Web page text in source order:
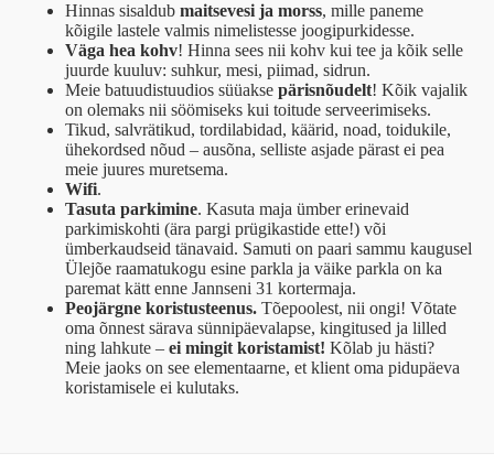
Hinnas sisaldub maitsevesi ja morss, mille paneme
kõigile lastele valmis nimelistesse joogipurkidesse.
Väga hea kohv! Hinna sees nii kohv kui tee ja kõik selle
juurde kuuluv: suhkur, mesi, piimad, sidrun.
Meie batuudistuudios süüakse pärisnõudelt! Kõik vajalik
on olemaks nii söömiseks kui toitude serveerimiseks.
Tikud, salvrätikud, tordilabidad, käärid, noad, toidukile,
ühekordsed nõud – ausõna, selliste asjade pärast ei pea
meie juures muretsema.
Wifi.
Tasuta parkimine. Kasuta maja ümber erinevaid
parkimiskohti (ära pargi prügikastide ette!) või
ümberkaudseid tänavaid. Samuti on paari sammu kaugusel
Ülejõe raamatukogu esine parkla ja väike parkla on ka
paremat kätt enne Jannseni 31 kortermaja.
Peojärgne koristusteenus. Tõepoolest, nii ongi! Võtate
oma õnnest särava sünnipäevalapse, kingitused ja lilled
ning lahkute – ei mingit koristamist! Kõlab ju hästi?
Meie jaoks on see elementaarne, et klient oma pidupäeva
koristamisele ei kulutaks.